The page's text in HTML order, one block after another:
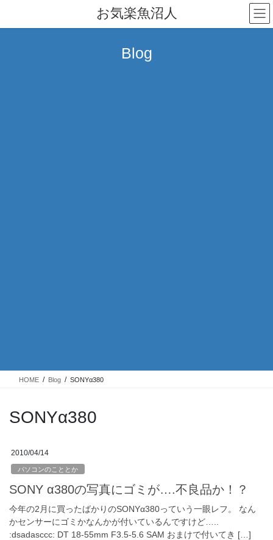
テ
ゲ
お気楽魚沼人
Blog
HOME Blog SONYα380
SONYα380
2010/04/14
パソコンのこととか
SONY α380の写真にゴミが….不良品か！？
今年の2月に買ったばかりのSONYα380っていう一眼レフ。 なん
かセンサーにゴミかなんかが付いているんですけど…..
:dsadasccc: DT 18-55mm F3.5-5.6 SAM おまけで付いてき […]